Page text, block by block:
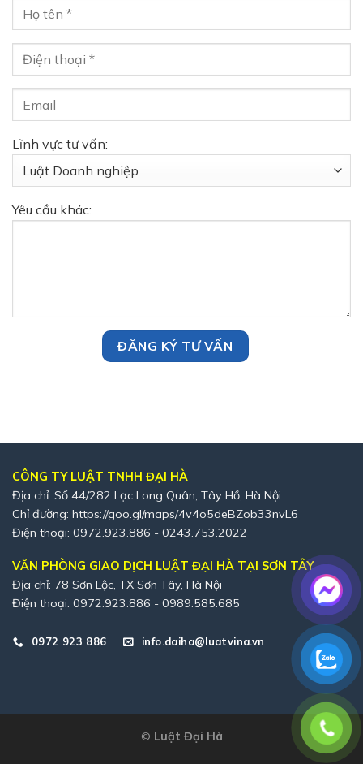
Lĩnh vực tư vấn:
Yêu cầu khác:
CÔNG TY LUẬT TNHH ĐẠI HÀ
Địa chỉ: Số 44/282 Lạc Long Quân, Tây Hồ, Hà Nội
Chỉ đường: https://goo.gl/maps/4v4o5deBZob33nvL6
Điện thoại: 0972.923.886 - 0243.753.2022
VĂN PHÒNG GIAO DỊCH LUẬT ĐẠI HÀ TẠI SƠN TÂY
Địa chỉ: 78 Sơn Lộc, TX Sơn Tây, Hà Nội
Điện thoại: 0972.923.886 - 0989.585.685
0972 923 886 info.daiha@luatvina.vn
© Luật Đại Hà